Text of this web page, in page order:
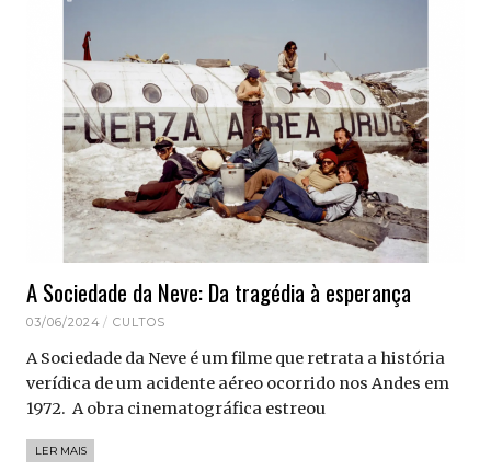
A Sociedade da Neve: Da tragédia à esperança
03/06/2024 CULTOS
A Sociedade da Neve é um filme que retrata a história
verídica de um acidente aéreo ocorrido nos Andes em
1972. A obra cinematográfica estreou
LER MAIS